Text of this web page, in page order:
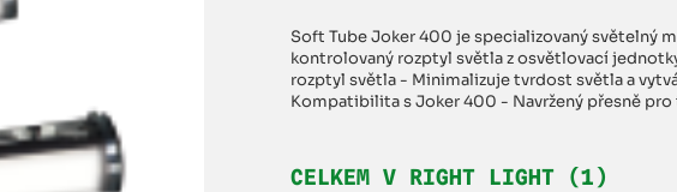
Soft Tube Joker 400 je specializovaný světelný
kontrolovaný rozptyl světla z osvětlovací
rozptyl světla - Minimalizuje tvrdost světla a
Kompatibilita s Joker 400 - Navržený přesně
CELKEM V RIGHT LIGHT (1)